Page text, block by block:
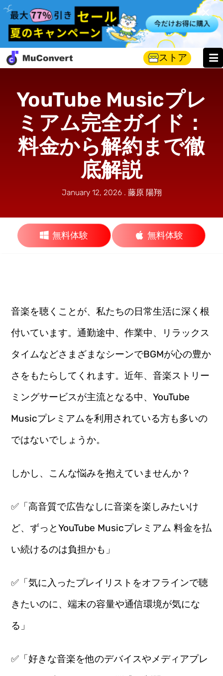
ストア
YouTube Musicプレ
ミアム完全ガイド：
料金から解約まで徹
底解説
January 12, 2026 . 藤原 陽翔
無料体験 無料体験
音楽を聴くことが、私たちの日常生活に深く根
付いています。通勤途中、作業中、リラックス
タイムなどさまざまなシーンでBGMが心の豊か
さをもたらしてくれます。近年、音楽ストリー
ミングサービスが主流となる中、YouTube
Musicプレミアムを利用されている方も多いの
ではないでしょうか。
しかし、こんな悩みを抱えていませんか？
✅「高音質で広告なしに音楽を楽しみたいけ
ど、ずっとYouTube Musicプレミアム 料金を払
い続けるのは負担かも」
✅「気に入ったプレイリストをオフラインで聴
きたいのに、端末の容量や通信環境が気にな
る」
✅「好きな音楽を他のデバイスやメディアプレ